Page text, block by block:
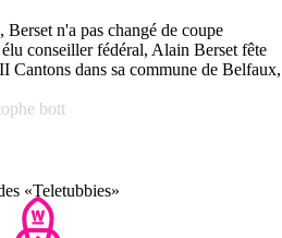
n'a pas changé de coupe
conseiller fédéral, Alain Berset fête
Cantons dans sa commune de Belfaux,
bott
«Teletubbies»